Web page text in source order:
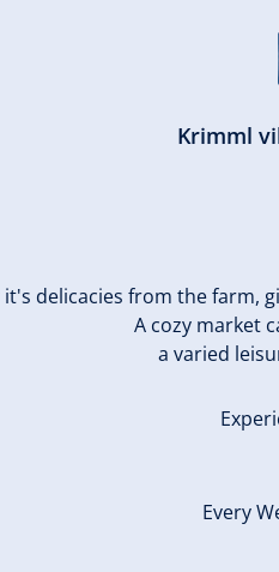
Krimml
delicacies from the farm,
A cozy market
a varied
Every